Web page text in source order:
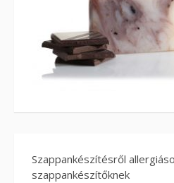
Szappankészítésről
szappankészítőknek